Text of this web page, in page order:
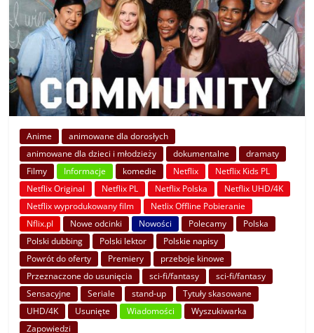
Anime
animowane dla dorosłych
animowane dla dzieci i młodzieży
dokumentalne
dramaty
Filmy
Informacje komedie Netflix
Netflix Kids PL
Netflix Original
Netflix PL Netflix Polska
Netflix UHD/4K
Netflix wyprodukowany film
Netlix Offline Pobieranie
Nflix.pl
Nowe odcinki Nowości Polecamy
Polska
Polski dubbing
Polski lektor
Polskie napisy
Powrót do oferty
Premiery
przeboje kinowe
Przeznaczone do usunięcia
sci-fi/fantasy
sci-fi/fantasy
Sensacyjne
Seriale stand-up
Tytuły skasowane
UHD/4K
Usunięte Wiadomości
Wyszukiwarka
Zapowiedzi